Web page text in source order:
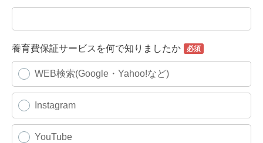
養育費保証サービスを何で知りましたか
WEB検索(Google・Yahoo!など)
Instagram
YouTube